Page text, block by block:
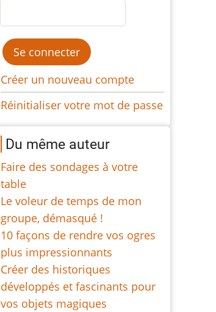
Créer un nouveau compte
Réinitialiser votre mot de passe
Du même auteur
Faire des sondages à votre
table
Le voleur de temps de mon
groupe, démasqué !
10 façons de rendre vos ogres
plus impressionnants
Créer des historiques
développés et fascinants pour
vos objets magiques